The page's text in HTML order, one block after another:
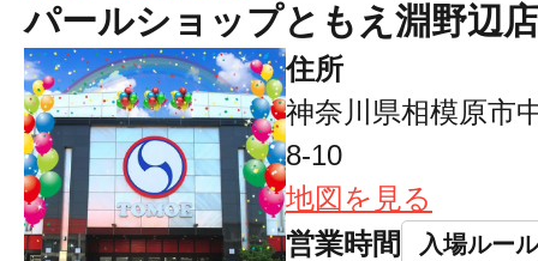
​パールショップともえ淵野辺店
住所
神奈川県相模原市
8-10
地図を見る
営業時間
入場ルール